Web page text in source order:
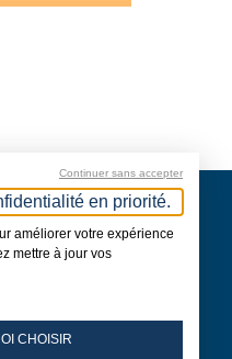
Continuer sans accepter
en priorité.
améliorer votre expérience
mettre à jour vos
CHOISIR